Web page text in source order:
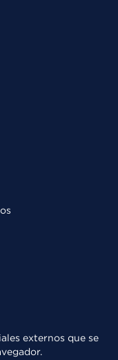
externos que se